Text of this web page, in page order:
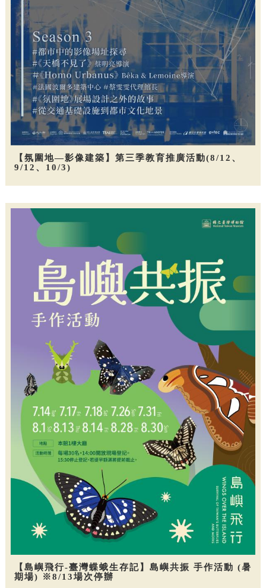
【氛圍地—影像建築】第三季教育推廣活動(8/12、
9/12、10/3)
【島嶼飛行-臺灣蝶蛾生存記】島嶼共振 手作活動 (暑
期場) ※8/13場次停辦